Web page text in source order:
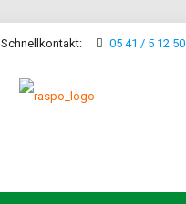
Schnellkontakt: 05 41 / 5 12 50